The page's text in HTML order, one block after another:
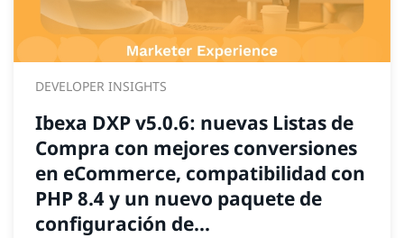
DEVELOPER INSIGHTS
Ibexa DXP v5.0.6: nuevas Listas de
Compra con mejores conversiones
en eCommerce, compatibilidad con
PHP 8.4 y un nuevo paquete de
configuración de...